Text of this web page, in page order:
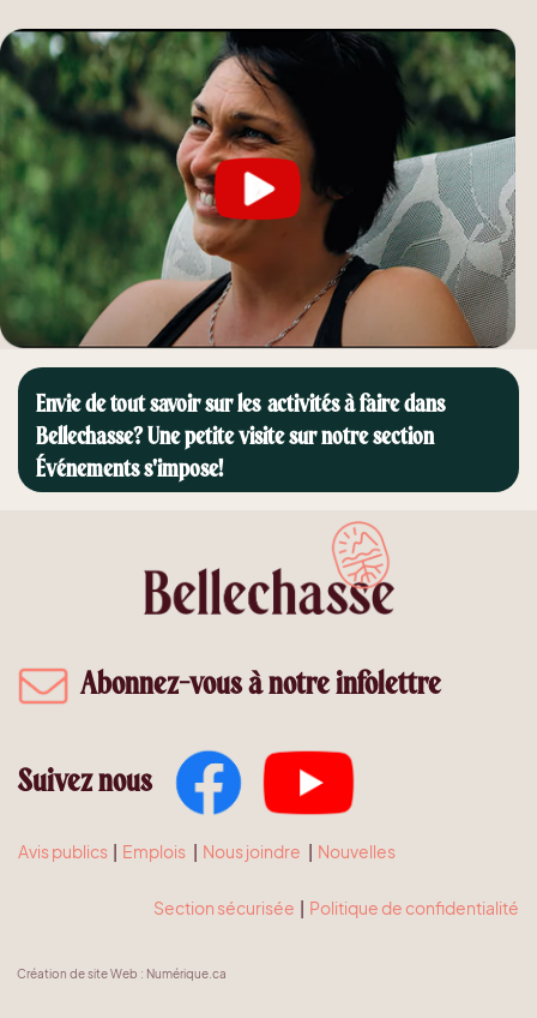
Envie de tout savoir sur les activités à faire dans
Bellechasse? Une petite visite sur notre section
Événements s'impose!
Abonnez-vous à notre infolettre
Suivez nous
Avis publics | Emplois | Nous joindre | Nouvelles
Section sécurisée Politique de confidentialité
Création de site Web : Numérique.ca